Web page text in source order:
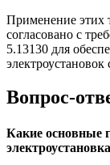
Применение этих
согласовано с
5.13130 для
Вопрос-
Какие основные